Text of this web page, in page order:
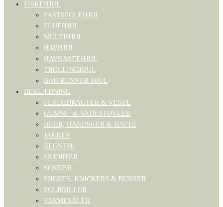
FISKEHJUL
FASTSPOLEHJUL
FLUEHJUL
MULTIHJUL
HAVHJUL
HAVKASTEHJUL
TROLLINGHJUL
BAITRUNNER-HJUL
BEKLÆDNING
FLYDEDRAGTER & VESTE
GUMMI- & VADESTØVLER
HUER, HANDSKER & HATTE
JAKKER
REGNTØJ
SKJORTER
SOKKER
SHORTS, KNICKERS & BUKSER
SOLBRILLER
VARMESÅLER